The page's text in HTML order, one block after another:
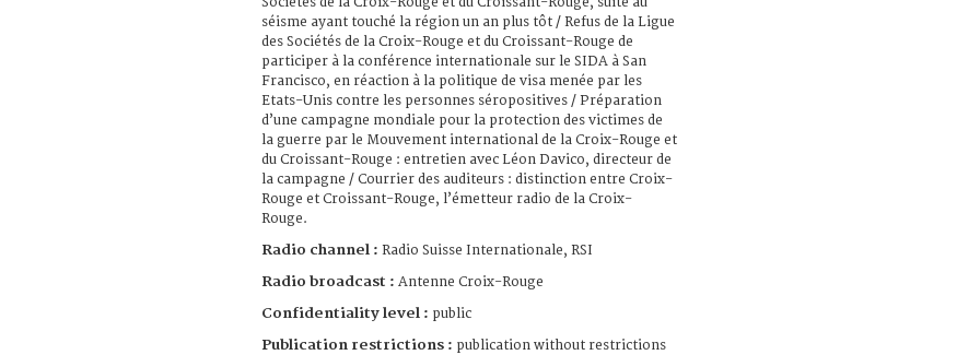
séisme ayant touché la région un an plus tôt / Refus de la Ligue
des Sociétés de la Croix-Rouge et du Croissant-Rouge de
participer à la conférence internationale sur le SIDA à San
Francisco, en réaction à la politique de visa menée par les
Etats-Unis contre les personnes séropositives / Préparation
d’une campagne mondiale pour la protection des victimes de
la guerre par le Mouvement international de la Croix-Rouge et
du Croissant-Rouge : entretien avec Léon Davico, directeur de
la campagne / Courrier des auditeurs : distinction entre Croix-
Rouge et Croissant-Rouge, l’émetteur radio de la Croix-
Rouge.
Radio channel : Radio Suisse Internationale, RSI
Radio broadcast : Antenne Croix-Rouge
Confidentiality level : public
Publication restrictions : publication without restrictions